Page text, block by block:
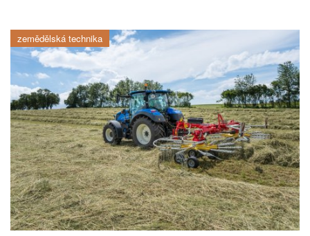
zemědělská technika